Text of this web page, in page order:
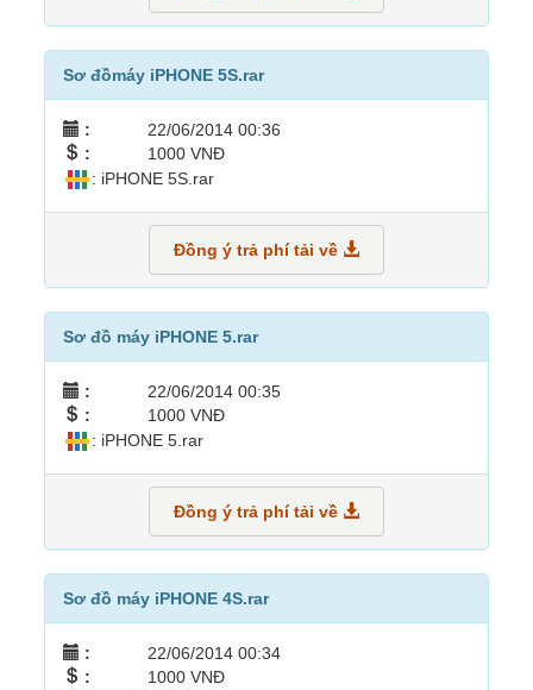
Sơ đồmáy iPHONE 5S.rar
: 22/06/2014 00:36
: 1000 VNĐ
: iPHONE 5S.rar
Đồng ý trả phí tải về
Sơ đồ máy iPHONE 5.rar
: 22/06/2014 00:35
: 1000 VNĐ
: iPHONE 5.rar
Đồng ý trả phí tải về
Sơ đồ máy iPHONE 4S.rar
: 22/06/2014 00:34
: 1000 VNĐ